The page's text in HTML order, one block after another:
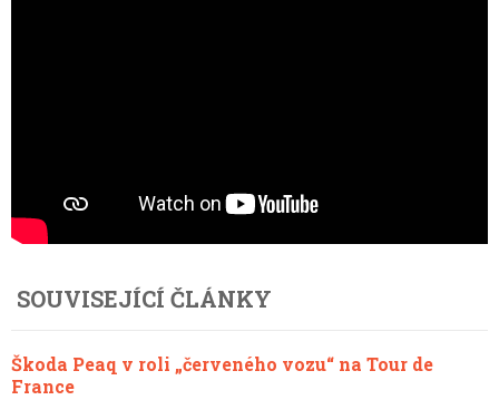
SOUVISEJÍCÍ ČLÁNKY
Škoda Peaq v roli „červeného vozu“ na Tour de
France